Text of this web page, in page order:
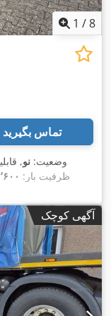
1 /8
تماس بگیرید
وضعیت: نو,
, ظرفیت بار: ۱٬۶۰۰
نوع دکل:تریپلکس
۱٬۱۵۰ میلی‌متر
, عرض ساخت:۸۲۰
آگهی کوچک